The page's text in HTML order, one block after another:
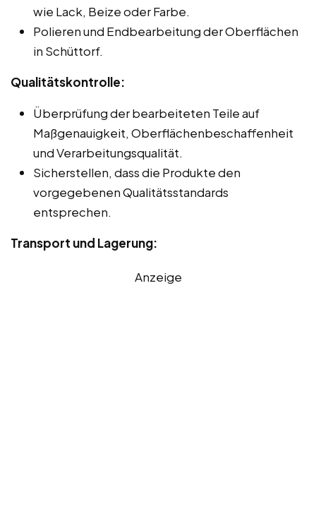
wie Lack, Beize oder Farbe.
Polieren und Endbearbeitung der Oberflächen
in Schüttorf.
Qualitätskontrolle:
Überprüfung der bearbeiteten Teile auf
Maßgenauigkeit, Oberflächenbeschaffenheit
und Verarbeitungsqualität.
Sicherstellen, dass die Produkte den
vorgegebenen Qualitätsstandards
entsprechen.
Transport und Lagerung:
Anzeige